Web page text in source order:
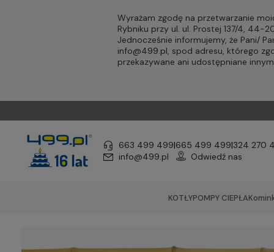
Wyrażam zgodę na przetwarzanie
Rybniku przy ul. ul. Prostej 137/4, 44-
Jednocześnie informujemy, że Pani/
info@499.pl, spod adresu, którego
przekazywane ani udostępniane
663 499 499|665 499 499|324 270
info@499.pl
Odwiedź nas
KOTŁYPOMPY CIEPŁA